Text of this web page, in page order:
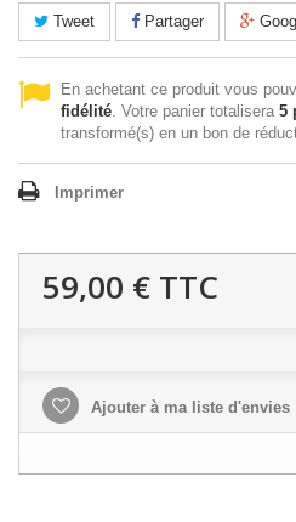
Tweet Partager
En achetant ce produit vous
fidélité. Votre panier totalisera 5
transformé(s) en un bon de
Imprimer
59,00 € TTC
Ajouter à ma liste d'envies